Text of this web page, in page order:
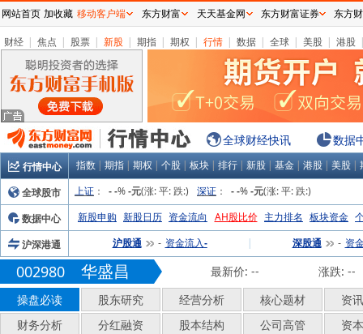
财经 | 焦点 | 股票 | 新股 | 期指 | 期权 | 行情 | 数据 | 全球 | 美股 | 港股
全球财经快讯 数据
行情中心 指数 | 期指 | 期权 | 个股 | 板块 | 排行 | 新股 | 基金 | 港股 | 美股 |
全球股市
上证 ： - -% -元(涨:平:跌:) 深证 ： - -% -元(涨:平:跌:)
数据中心
新股申购 新股日历 资金流向 AH股比价 主力排名 板块资金
沪深港通
沪股通 - 资金流入- | 深股通 - 资
002980 华盛昌 最新价: -- 涨跌: --
操盘必读
股东研究 经营分析 核心题材
资
财务分析
分红融资 股本结构 公司高管
资
网站首页 加收藏 移动客户端 东方财富 天天基金网 东方财富证券 东方